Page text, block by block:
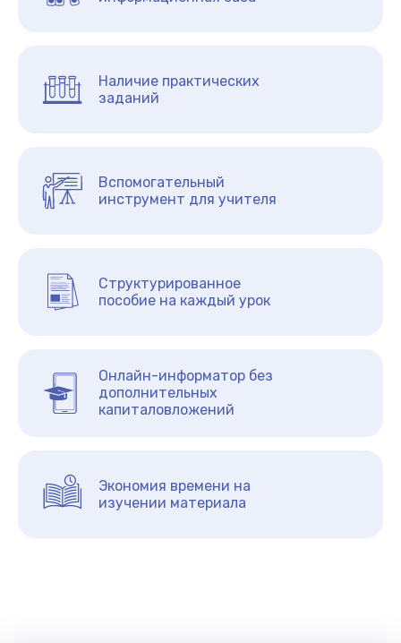
Наличие практических
заданий
Вспомогательный
инструмент для учителя
Структурированное
пособие на каждый урок
Онлайн-информатор без
дополнительных
капиталовложений
Экономия времени на
изучении материала